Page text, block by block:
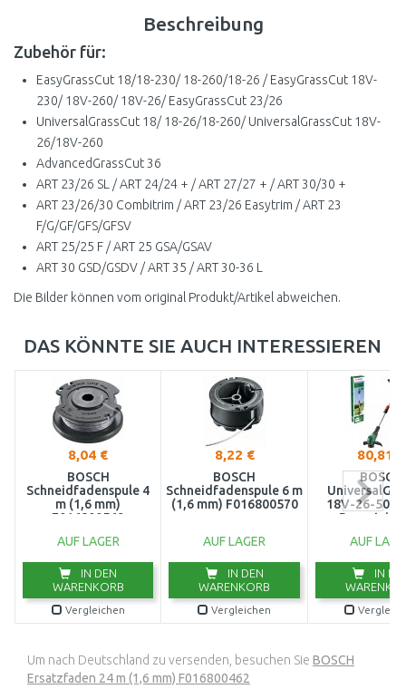
Beschreibung
Zubehör für:
EasyGrassCut 18/18-230/ 18-260/18-26 / EasyGrassCut 18V-
230/ 18V-260/ 18V-26/ EasyGrassCut 23/26
UniversalGrassCut 18/ 18-26/18-260/ UniversalGrassCut 18V-
26/18V-260
AdvancedGrassCut 36
ART 23/26 SL / ART 24/24 + / ART 27/27 + / ART 30/30 +
ART 23/26/30 Combitrim / ART 23/26 Easytrim / ART 23
F/G/GF/GFS/GFSV
ART 25/25 F / ART 25 GSA/GSAV
ART 30 GSD/GSDV / ART 35 / ART 30-36 L
Die Bilder können vom original Produkt/Artikel abweichen.
DAS KÖNNTE SIE AUCH INTERESSIEREN
8,04 €
BOSCH
Schneidfadenspule 4
m (1,6 mm)
F016800569
AUF LAGER
IN DEN
WARENKORB
Vergleichen
8,22 €
BOSCH
Schneidfadenspule 6 m
(1,6 mm) F016800570
AUF LAGER
IN DEN
WARENKORB
Vergleichen
80,81 €
BOSCH
18V-26-500
AUF
IN
Um nach Deutschland zu versenden, besuchen Sie BOSCH
Ersatzfaden 24 m (1,6 mm) F016800462